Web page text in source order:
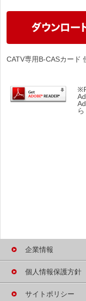
CATV専用B-CASカー
企業情報
個人情報保護方針
サイトポリシー